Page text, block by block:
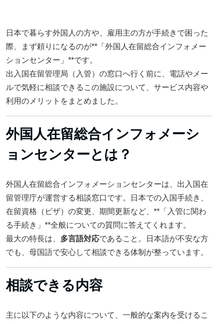
日本で暮らす外国人の方や、雇用主の方が手続きで困った
際、まず頼りになるのが**「外国人在留総合インフォメー
ションセンター」**です。
出入国在留管理局（入管）の窓口へ行く前に、電話やメー
ルで気軽に相談できるこの施設について、サービス内容や
利用のメリットをまとめました。
外国人在留総合インフォメーシ
ョンセンターとは？
外国人在留総合インフォメーションセンターは、出入国在
留管理庁が運営する相談窓口です。日本での入国手続き、
在留資格（ビザ）の変更、期間更新など、**「入管に関わ
る手続き」**全般についての質問に答えてくれます。
最大の特長は、 多言語対応であること。日本語が不安な方
でも、母国語で安心して相談できる体制が整っています。
相談できる内容
主に以下のような内容について、一般的な案内を受けるこ